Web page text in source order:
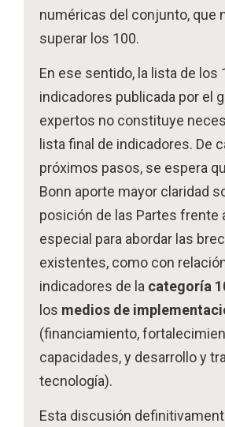
numéricas del conjunto, que
superar los 100.
En ese sentido, la lista de los
indicadores publicada por el
expertos no constituye
lista final de indicadores. De
próximos pasos, se espera
Bonn aporte mayor claridad
posición de las Partes frente
especial para abordar las
existentes, como con
indicadores de la categoría
los medios de
(financiamiento,
capacidades, y desarrollo y
tecnología).
Esta discusión